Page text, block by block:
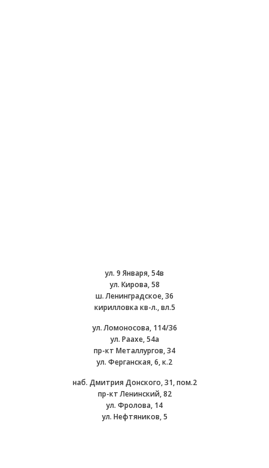
ул. 9 Января, 54в
ул. Кирова, 58
ш. Ленинградское, 36
кирилловка кв-л., вл.5
ул. Ломоносова, 114/36
ул. Раахе, 54а
пр-кт Металлургов, 34
ул. Ферганская, 6, к.2
наб. Дмитрия Донского, 31, пом.2
пр-кт Ленинский, 82
ул. Фролова, 14
ул. Нефтяников, 5